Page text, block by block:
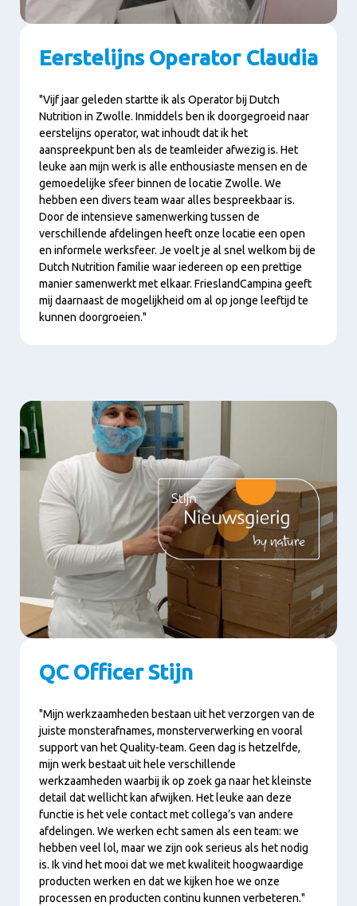
Eerstelijns Operator Claudia
"Vijf jaar geleden startte ik als Operator bij Dutch
Nutrition in Zwolle. Inmiddels ben ik doorgegroeid naar
eerstelijns operator, wat inhoudt dat ik het
aanspreekpunt ben als de teamleider afwezig is. Het
leuke aan mijn werk is alle enthousiaste mensen en de
gemoedelijke sfeer binnen de locatie Zwolle. We
hebben een divers team waar alles bespreekbaar is.
Door de intensieve samenwerking tussen de
verschillende afdelingen heeft onze locatie een open
en informele werksfeer. Je voelt je al snel welkom bij de
Dutch Nutrition familie waar iedereen op een prettige
manier samenwerkt met elkaar. FrieslandCampina geeft
mij daarnaast de mogelijkheid om al op jonge leeftijd te
kunnen doorgroeien."
QC Officer Stijn
"Mijn werkzaamheden bestaan uit het verzorgen van de
juiste monsterafnames, monsterverwerking en vooral
support van het Quality-team. Geen dag is hetzelfde,
mijn werk bestaat uit hele verschillende
werkzaamheden waarbij ik op zoek ga naar het kleinste
detail dat wellicht kan afwijken. Het leuke aan deze
functie is het vele contact met collega’s van andere
afdelingen. We werken echt samen als een team: we
hebben veel lol, maar we zijn ook serieus als het nodig
is. Ik vind het mooi dat we met kwaliteit hoogwaardige
producten werken en dat we kijken hoe we onze
processen en producten continu kunnen verbeteren."